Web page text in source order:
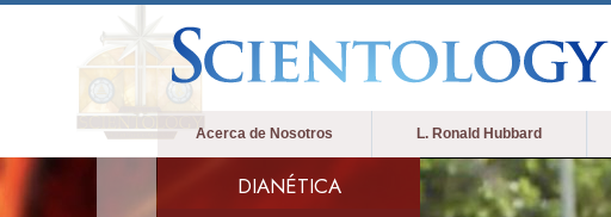
Acerca de Nosotros L. Ronald Hubbard
DIANÉTICA